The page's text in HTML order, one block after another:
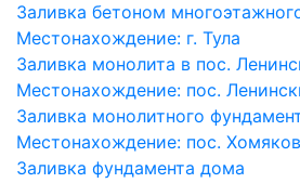
Заливка бетоном
Местонахождение: г. Тула
Заливка монолита в пос.
Местонахождение: пос.
Заливка монолитного
Местонахождение: пос.
Заливка фундамента дома